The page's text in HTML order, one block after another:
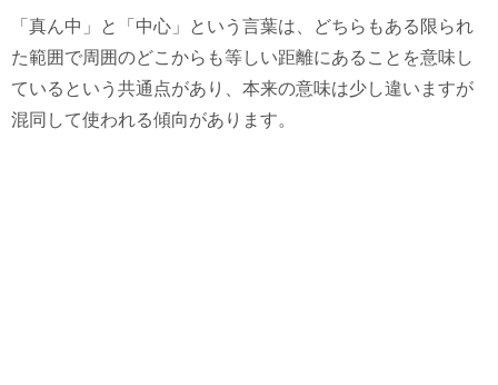
「真ん中」と「中心」という言葉は、どちらもある限られ
た範囲で周囲のどこからも等しい距離にあることを意味し
ているという共通点があり、本来の意味は少し違いますが
混同して使われる傾向があります。